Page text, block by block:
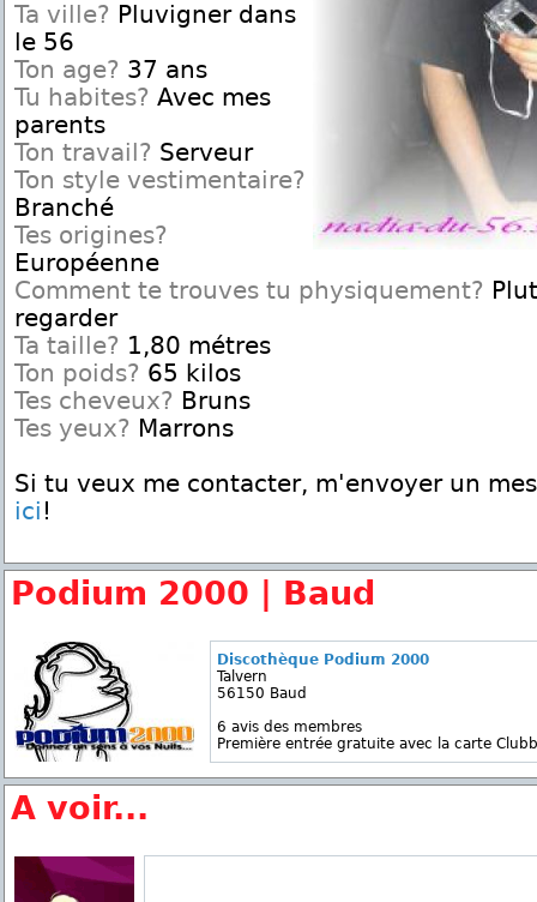
Ta ville? Pluvigner dans
le 56
Ton age? 37 ans
Tu habites? Avec mes
parents
Ton travail? Serveur
Ton style vestimentaire?
Branché
Tes origines?
Européenne
Comment te trouves tu physiquement?
regarder
Ta taille? 1,80 métres
Ton poids? 65 kilos
Tes cheveux? Bruns
Tes yeux? Marrons
Si tu veux me contacter, m'envoyer un
ici !
Podium 2000 | Baud
Discothèque Podium 2000
Talvern
56150 Baud
6 avis des membres
Première entrée gratuite avec la carte
A voir...